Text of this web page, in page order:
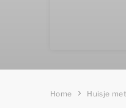
Home Huisje